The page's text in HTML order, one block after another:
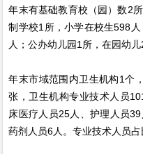
年末有基础教育校（园）数2
制学校1所，小学在校生598
人；公办幼儿园1所，在园幼儿
年末市域范围内卫生机构1个
张，卫生机构专业技术人员
床医疗人员25人、护理人员
药剂人员6人。专业技术人员占